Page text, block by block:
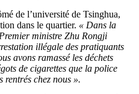
de l’université de Tsinghua,
dans le quartier. « Dans la
ministre Zhu Rongji
illégale des pratiquants
avons ramassé les déchets
de cigarettes que la police
rentrés chez nous ».